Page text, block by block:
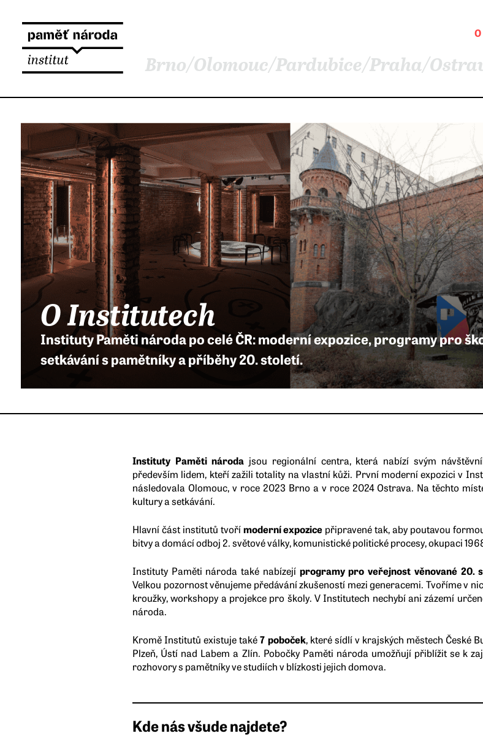
Brno/Olomouc/Pardubice/Praha/
O Institutech
Instituty Paměti národa po celé ČR: moderní expozice, programy pro
setkávání s pamětníky a příběhy 20. století.
Instituty Paměti národa jsou regionální centra, která nabízí svým
především lidem, kteří zažili totality na vlastní kůži. První moderní expozici v
následovala Olomouc, v roce 2023 Brno a v roce 2024 Ostrava. Na těchto
kultury a setkávání.
Hlavní část institutů tvořímoderní expozice připravené tak, aby poutavou
bitvy a domácí odboj 2. světové války, komunistické politické procesy, okupaci
Instituty Paměti národa také nabízejí programy pro veřejnost věnované 20.
Velkou pozornost věnujeme předávání zkušeností mezi generacemi. Tvoříme v
kroužky, workshopy a projekce pro školy. V Institutech nechybí ani zázemí
národa.
Kromě Institutů existuje také7 poboček, které sídlí v krajských městech České
Plzeň, Ústí nad Labem a Zlín. Pobočky Paměti národa umožňují přiblížit se k
rozhovory s pamětníky ve studiích v blízkosti jejich domova.
Kde nás všude najdete?